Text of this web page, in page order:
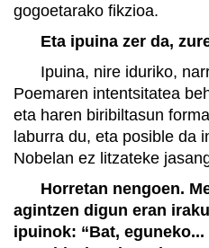
gogoetarako fikzioa.
Eta ipuina zer da,
Ipuina, nire iduriko,
Poemaren intentsitatea
eta haren biribiltasun
laburra du, eta posible da
Nobelan ez litzateke
Horretan nengoen.
agintzen digun eran
ipuinok: “Bat,